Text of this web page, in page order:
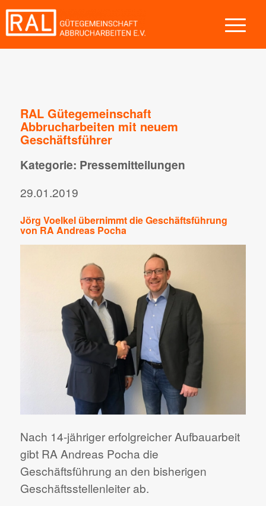
RAL Gütegemeinschaft
Abbrucharbeiten mit neuem
Geschäftsführer
Kategorie: Pressemitteilungen
29.01.2019
Jörg Voelkel übernimmt die Geschäftsführung
von RA Andreas Pocha
Nach 14-jähriger erfolgreicher Aufbauarbeit
gibt RA Andreas Pocha die
Geschäftsführung an den bisherigen
Geschäftsstellenleiter ab.